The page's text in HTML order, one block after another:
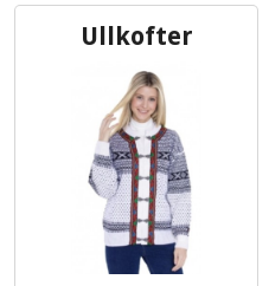
Ullkofter